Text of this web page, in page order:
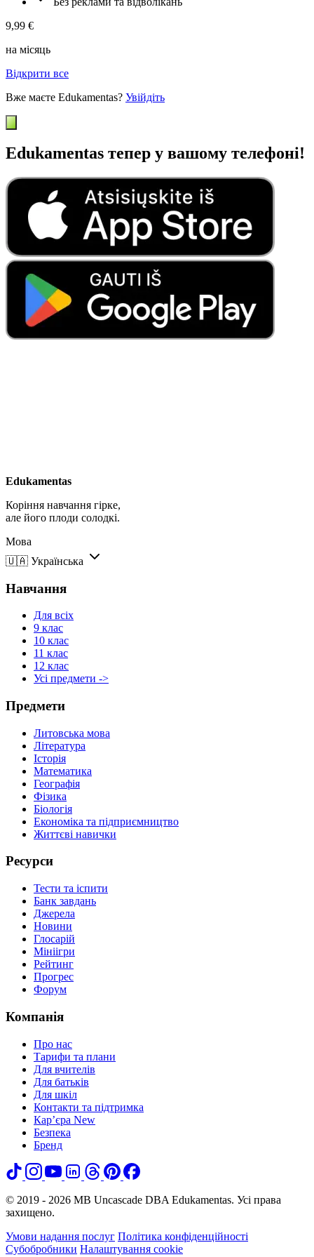
9,99 €
на місяць
Відкрити все
Вже маєте Edukamentas? Увійдіть
Edukamentas тепер у вашому телефоні!
Edukamentas
Коріння навчання гірке,
але його плоди солодкі.
Мова
🇺🇦 Українська
Навчання
Для всіх
9 клас
10 клас
11 клас
12 клас
Усі предмети ->
Предмети
Литовська мова
Література
Історія
Математика
Географія
Фізика
Біологія
Економіка та підприємництво
Життєві навички
Ресурси
Тести та іспити
Банк завдань
Джерела
Новини
Глосарій
Мініігри
Рейтинг
Прогрес
Форум
Компанія
Про нас
Тарифи та плани
Для вчителів
Для батьків
Для шкіл
Контакти та підтримка
Кар’єра New
Безпека
Бренд
© 2019 - 2026 MB Uncascade DBA Edukamentas. Усі права
захищено.
Умови надання послуг Політика конфіденційності
Субобробники Налаштування cookie